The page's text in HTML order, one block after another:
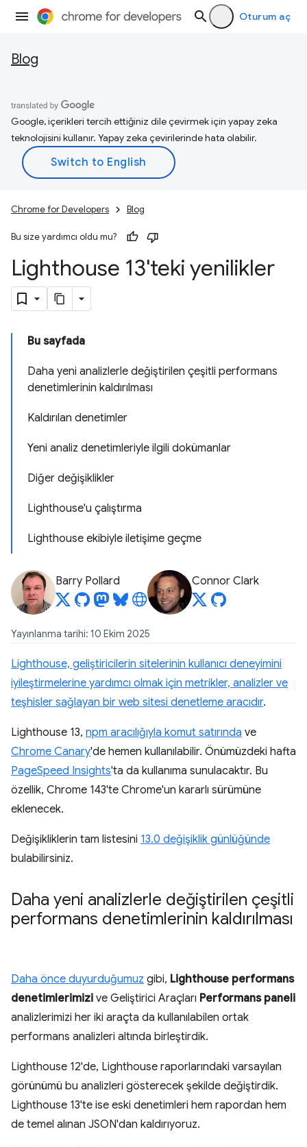
Oturum aç
Blog
Google, içerikleri tercih ettiğiniz dile çevirmek için yapay zeka
teknolojisini kullanır. Yapay zeka çevirilerinde hata olabilir.
Chrome for Developers Blog
Bu size yardımcı oldu mu?
Lighthouse 13'teki yenilikler
Bu sayfada
Daha yeni analizlerle değiştirilen çeşitli performans
denetimlerinin kaldırılması
Kaldırılan denetimler
Yeni analiz denetimleriyle ilgili dokümanlar
Diğer değişiklikler
Lighthouse'u çalıştırma
Lighthouse ekibiyle iletişime geçme
Barry Pollard Connor Clark
Yayınlanma tarihi: 10 Ekim 2025
Lighthouse, geliştiricilerin sitelerinin kullanıcı deneyimini
iyileştirmelerine yardımcı olmak için metrikler, analizler ve
teşhisler sağlayan bir web sitesi denetleme aracıdır.
Lighthouse 13, npm aracılığıyla komut satırında ve
Chrome Canary'de hemen kullanılabilir. Önümüzdeki hafta
PageSpeed Insights'ta da kullanıma sunulacaktır. Bu
özellik, Chrome 143'te Chrome'un kararlı sürümüne
eklenecek.
Değişikliklerin tam listesini 13.0 değişiklik günlüğünde
bulabilirsiniz.
Daha yeni analizlerle değiştirilen çeşitli
performans denetimlerinin kaldırılması
Daha önce duyurduğumuz gibi, Lighthouse performans
denetimlerimizi ve Geliştirici Araçları Performans paneli
analizlerimizi her iki araçta da kullanılabilen ortak
performans analizleri altında birleştirdik.
Lighthouse 12'de, Lighthouse raporlarındaki varsayılan
görünümü bu analizleri gösterecek şekilde değiştirdik.
Lighthouse 13'te ise eski denetimleri hem rapordan hem
de temel alınan JSON'dan kaldırıyoruz.